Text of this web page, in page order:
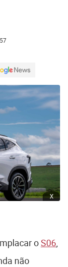
x
oS06
não